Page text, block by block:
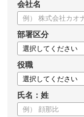
会社名
部署区分
役職
氏名：姓